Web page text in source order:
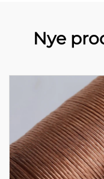
Nye